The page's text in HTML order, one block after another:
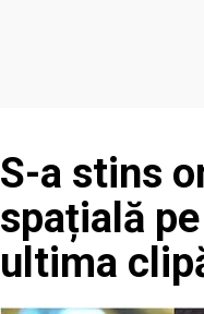
S-a stins
spațială
ultima